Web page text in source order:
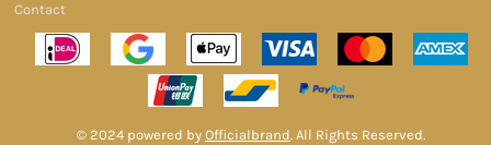
Contact
© 2024 powered by Officialbrand. All Rights Reserved.